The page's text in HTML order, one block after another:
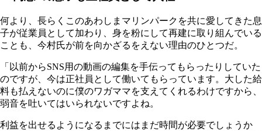
何より、長らくこのあわしまマリンパークを共に愛してきた息
子が従業員として加わり、身を粉にして再建に取り組んでいる
ことも、今村氏が前を向かざるをえない理由のひとつだ。
「以前からSNS用の動画の編集を手伝ってもらったりしていた
のですが、今は正社員として働いてもらっています。大した給
料も払えないのに僕のワガママを支えてくれるわけですから、
弱音を吐いてはいられないですよね。
利益を出せるようになるまでにはまだ時間が必要でしょうか